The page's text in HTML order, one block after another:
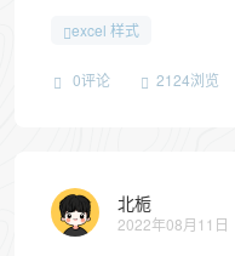
excel 样式
0评论 2124浏览
北栀
2022年08月11日